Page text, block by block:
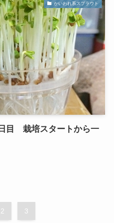
かいわれ系スプラウト
目 栽培スタートから一
2 3